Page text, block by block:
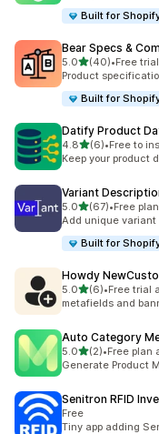
Built for
Bear Specs &
5.0滿分 5 顆星
(40)
共有 40 則評價
•Free
Product
Built for
Datify Product
4.8滿分 5 顆星
(6)
共有 6 則評價
•Free to
Keep your product
Variant
5.0滿分 5 顆星
(67)
共有 67 則評價
•Free
Add unique
Built for
Howdy
5.0滿分 5 顆星
(6)
共有 6 則評價
•Free trial
metafields and
Auto Category
5.0滿分 5 顆星
(2)
共有 2 則評價
•Free plan
Generate Product
Senitron RFID
Free
Tiny app adding